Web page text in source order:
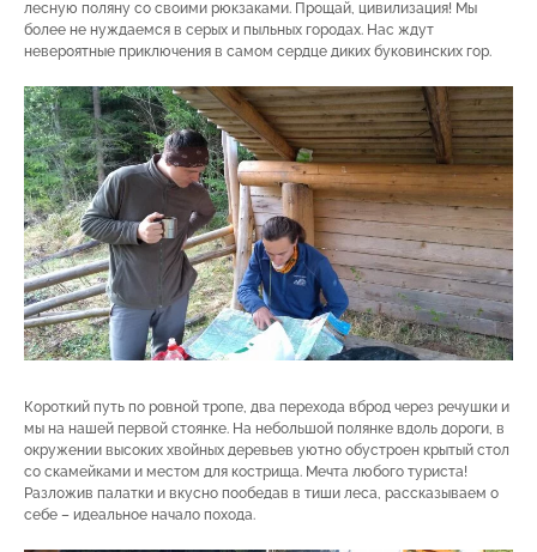
лесную поляну со своими рюкзаками. Прощай, цивилизация! Мы
более не нуждаемся в серых и пыльных городах. Нас ждут
невероятные приключения в самом сердце диких буковинских гор.
Короткий путь по ровной тропе, два перехода вброд через речушки и
мы на нашей первой стоянке. На небольшой полянке вдоль дороги, в
окружении высоких хвойных деревьев уютно обустроен крытый стол
со скамейками и местом для кострища. Мечта любого туриста!
Разложив палатки и вкусно пообедав в тиши леса, рассказываем о
себе – идеальное начало похода.